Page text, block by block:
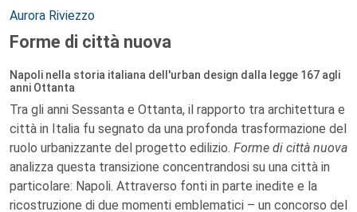
Autori:
Aurora Riviezzo
Forme di città nuova
Napoli nella storia italiana dell'urban design dalla legge 167 agli
anni Ottanta
Tra gli anni Sessanta e Ottanta, il rapporto tra architettura e
città in Italia fu segnato da una profonda trasformazione del
ruolo urbanizzante del progetto edilizio. Forme di città nuova
analizza questa transizione concentrandosi su una città in
particolare: Napoli. Attraverso fonti in parte inedite e la
ricostruzione di due momenti emblematici – un concorso del